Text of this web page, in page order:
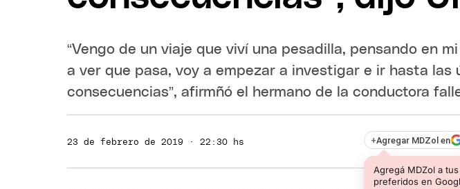
“Vengo de un viaje que viví una pesadilla, pensando en
a ver que pasa, voy a empezar a investigar e ir hasta las
consecuencias”, afirmñó el hermano de la conductora
23 de febrero de 2019 · 22:30 hs +Agregar MDZol en
Agregá MDZol a
preferidos en